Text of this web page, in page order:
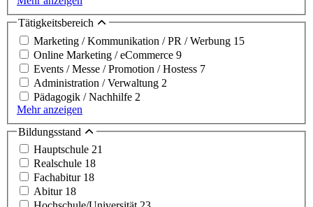
Tätigkeitsbereich
Marketing / Kommunikation / PR / Werbung 15
Online Marketing / eCommerce 9
Events / Messe / Promotion / Hostess 7
Administration / Verwaltung 2
Pädagogik / Nachhilfe 2
Mehr anzeigen
Bildungsstand
Hauptschule 21
Realschule 18
Fachabitur 18
Abitur 18